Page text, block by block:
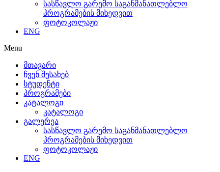
სასწავლო გარემო საგანმანათლებლო
პროგრამების მიხედვით
ფოტოკოლაჟი
ENG
Menu
მთავარი
ჩვენ შესახებ
სტუდენტი
პროგრამები
კატალოგი
კატალოგი
გალერეა
სასწავლო გარემო საგანმანათლებლო
პროგრამების მიხედვით
ფოტოკოლაჟი
ENG